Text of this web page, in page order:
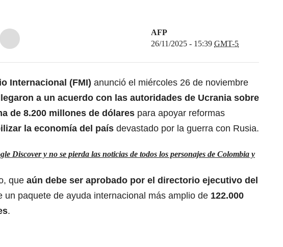
AFP
26/11/2025 - 15:39 GMT-5
Internacional (FMI) anunció el miércoles 26 de noviembre
a un acuerdo con las autoridades de Ucrania sobre
de 8.200 millones de dólares para apoyar reformas
la economía del país devastado por la guerra con Rusia.
Discover y no se pierda las noticias de todos los personajes de Colombia y
que aún debe ser aprobado por el directorio ejecutivo del
un paquete de ayuda internacional más amplio de 122.000
.